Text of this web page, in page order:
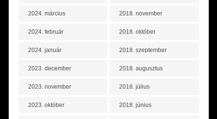
2024. március
2024. február
2024. január
2023. december
2023. november
2023. október
2018. november
2018. október
2018. szeptember
2018. augusztus
2018. július
2018. június